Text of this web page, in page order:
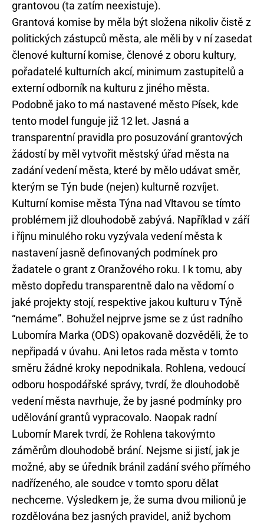
grantovou (ta zatím neexistuje).
Grantová komise by měla být složena nikoliv čistě z
politických zástupců města, ale měli by v ní zasedat
členové kulturní komise, členové z oboru kultury,
pořadatelé kulturních akcí, minimum zastupitelů a
externí odborník na kulturu z jiného města.
Podobně jako to má nastavené město Písek, kde
tento model funguje již 12 let. Jasná a
transparentní pravidla pro posuzování grantových
žádostí by měl vytvořit městský úřad města na
zadání vedení města, které by mělo udávat směr,
kterým se Týn bude (nejen) kulturně rozvíjet.
Kulturní komise města Týna nad Vltavou se tímto
problémem již dlouhodobě zabývá. Například v září
i říjnu minulého roku vyzývala vedení města k
nastavení jasně definovaných podmínek pro
žadatele o grant z Oranžového roku. I k tomu, aby
město dopředu transparentně dalo na vědomí o
jaké projekty stojí, respektive jakou kulturu v Týně
“nemáme”. Bohužel nejprve jsme se z úst radního
Lubomíra Marka (ODS) opakovaně dozvěděli, že to
nepřipadá v úvahu. Ani letos rada města v tomto
směru žádné kroky nepodnikala. Rohlena, vedoucí
odboru hospodářské správy, tvrdí, že dlouhodobě
vedení města navrhuje, že by jasné podmínky pro
udělování grantů vypracovalo. Naopak radní
Lubomír Marek tvrdí, že Rohlena takovýmto
záměrům dlouhodobě brání. Nejsme si jistí, jak je
možné, aby se úředník bránil zadání svého přímého
nadřízeného, ale soudce v tomto sporu dělat
nechceme. Výsledkem je, že suma dvou milionů je
rozdělována bez jasných pravidel, aniž bychom